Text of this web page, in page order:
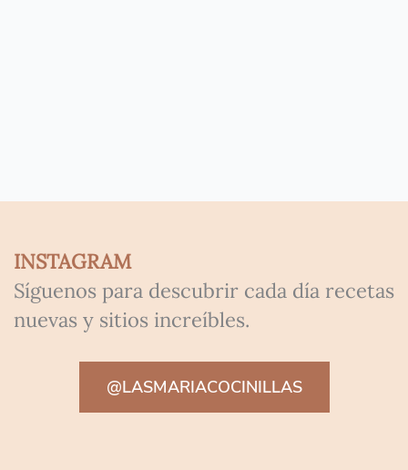
INSTAGRAM
Síguenos para descubrir cada día recetas
nuevas y sitios increíbles.
@LASMARIACOCINILLAS